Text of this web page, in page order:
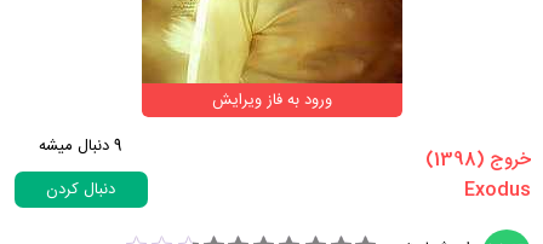
ورود به فاز ویرایش
‏خروج‏ (1398)
9دنبال میشه
دنبال کردن